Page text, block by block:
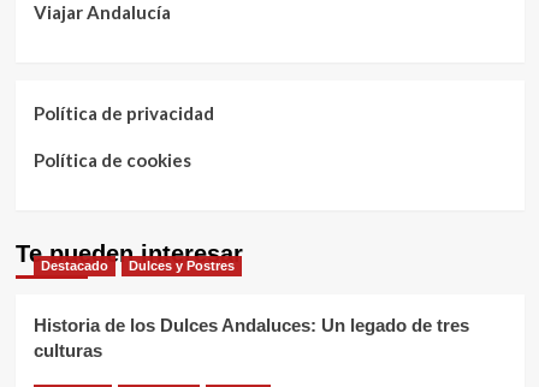
Viajar Andalucía
Política de privacidad
Política de cookies
Te pueden interesar
Destacado Dulces y Postres
Historia de los Dulces Andaluces: Un legado de tres
culturas